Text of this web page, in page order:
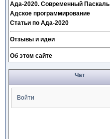
Ада-2020. Современный Паскаль
Адское программирование
Статьи по Ада-2020
Отзывы и идеи
Об этом сайте
Чат
Войти